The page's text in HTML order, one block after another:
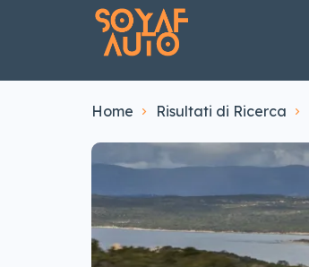
Home Risultati di Ricerca